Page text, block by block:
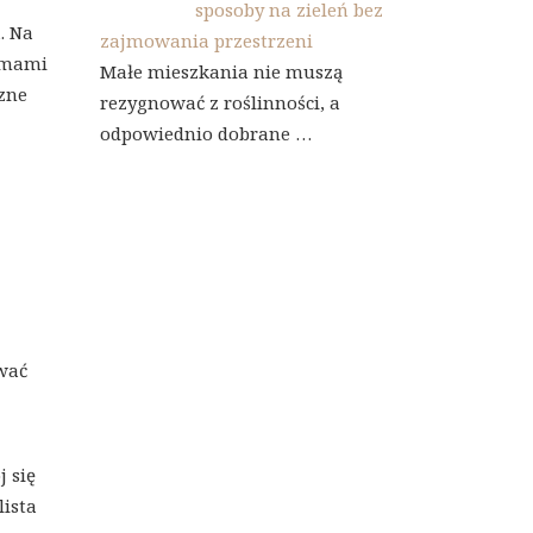
Na
się
sposoby na zieleń bez
zajmowania przestrzeni
Małe mieszkania nie muszą
rezygnować z roślinności, a
odpowiednio dobrane …